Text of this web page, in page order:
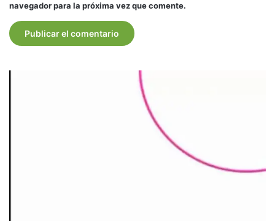
navegador para la próxima vez que comente.